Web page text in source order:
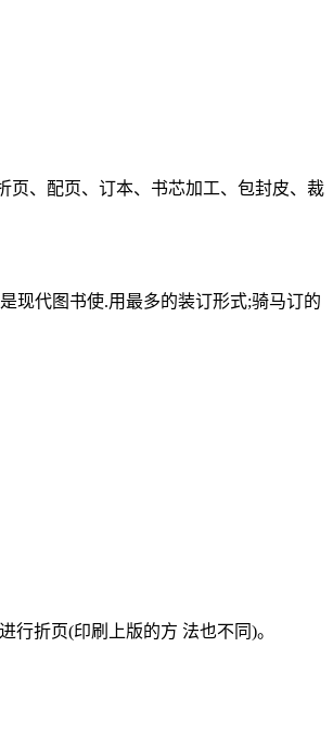
页、配页、订本、书芯加工、包封皮、裁
现代图书使.用最多的装订形式;骑马订的
折页(印刷上版的方 法也不同)。